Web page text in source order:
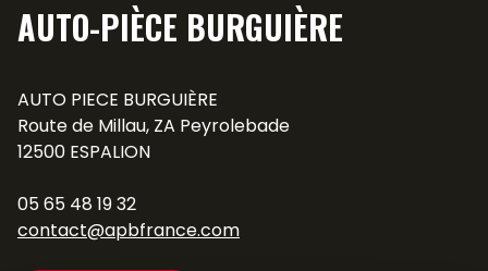
AUTO-PIÈCE BURGUIÈRE
AUTO PIECE BURGUIÈRE
Route de Millau, ZA Peyrolebade
12500 ESPALION
05 65 48 19 32
contact@apbfrance.com